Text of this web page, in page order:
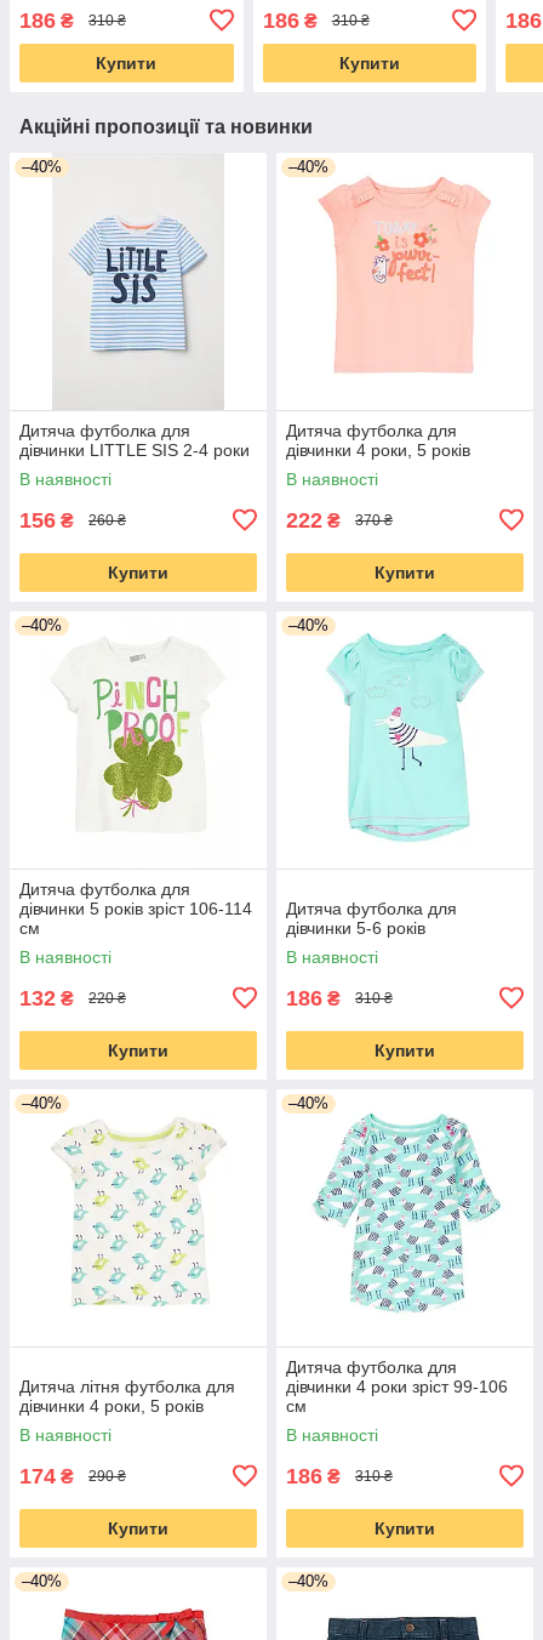
186 ₴ 310 ₴
Купити
186₴ 310 ₴
Купити
186
Акційні пропозиції та новинки
–40%
Дитяча футболка для
дівчинки LITTLE SIS 2-4 роки
В наявності
156 ₴ 260 ₴
Купити
–40%
Дитяча футболка для
дівчинки 4 роки, 5 років
В наявності
222 ₴ 370 ₴
Купити
–40%
Дитяча футболка для
дівчинки 5 років зріст 106-114
см
В наявності
132 ₴ 220 ₴
Купити
–40%
Дитяча футболка для
дівчинки 5-6 років
В наявності
186 ₴ 310 ₴
Купити
–40%
Дитяча літня футболка для
дівчинки 4 роки, 5 років
В наявності
174 ₴ 290 ₴
Купити
–40%
Дитяча футболка для
дівчинки 4 роки зріст 99-106
см
В наявності
186 ₴ 310 ₴
Купити
–40% –40%